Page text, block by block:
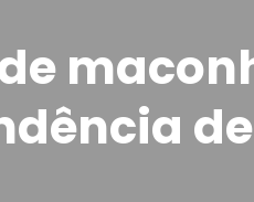
de